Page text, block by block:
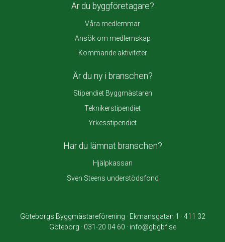
Är du byggföretagare?
Våra medlemmar
Ansök om medlemskap
Kommande aktiviteter
Är du ny i branschen?
Stipendiet Byggmästaren
Teknikerstipendiet
Yrkesstipendiet
Har du lämnat branschen?
Hjälpkassan
Sven Steens understödsfond
Göteborgs Byggmästareförening · Ekmansgatan 1 · 411 32
Göteborg · 031-20 04 60 · info@gbgbf.se